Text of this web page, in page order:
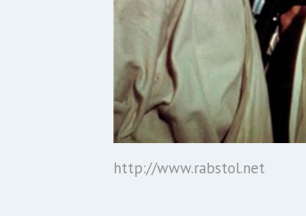
http://www.rabstol.net